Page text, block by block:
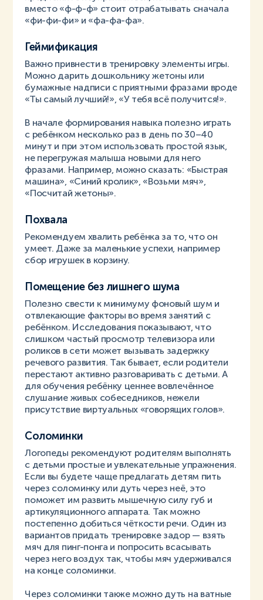
вместо «ф-ф-ф» стоит отрабатывать сначала
«фи-фи-фи» и «фа-фа-фа».
Геймификация
Важно привнести в тренировку элементы игры.
Можно дарить дошкольнику жетоны или
бумажные надписи с приятными фразами вроде
«Ты самый лучший!», «У тебя всё получится!».
В начале формирования навыка полезно играть
с ребёнком несколько раз в день по 30–40
минут и при этом использовать простой язык,
не перегружая малыша новыми для него
фразами. Например, можно сказать: «Быстрая
машина», «Синий кролик», «Возьми мяч»,
«Посчитай жетоны».
Похвала
Рекомендуем хвалить ребёнка за то, что он
умеет. Даже за маленькие успехи, например
сбор игрушек в корзину.
Помещение без лишнего шума
Полезно свести к минимуму фоновый шум и
отвлекающие факторы во время занятий с
ребёнком. Исследования показывают, что
слишком частый просмотр телевизора или
роликов в сети может вызывать задержку
речевого развития. Так бывает, если родители
перестают активно разговаривать с детьми. А
для обучения ребёнку ценнее вовлечённое
слушание живых собеседников, нежели
присутствие виртуальных «говорящих голов».
Соломинки
Логопеды рекомендуют родителям выполнять
с детьми простые и увлекательные упражнения.
Если вы будете чаще предлагать детям пить
через соломинку или дуть через неё, это
поможет им развить мышечную силу губ и
артикуляционного аппарата. Так можно
постепенно добиться чёткости речи. Один из
вариантов придать тренировке задор — взять
мяч для пинг-понга и попросить всасывать
через него воздух так, чтобы мяч удерживался
на конце соломинки.
Через соломинки также можно дуть на ватные